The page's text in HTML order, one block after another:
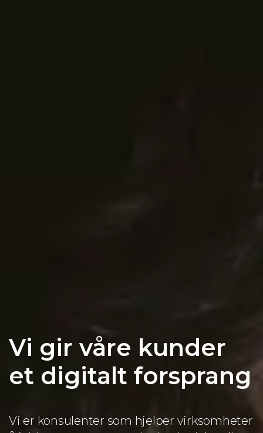
Vi gir våre kunder
et digitalt forsprang
Vi er konsulenter som hjelper virksomheter